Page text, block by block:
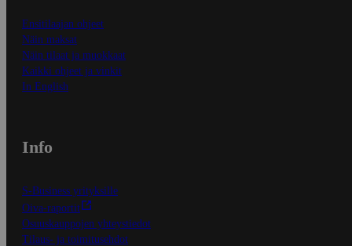
Ensitilaajan ohjeet
Näin maksat
Näin tilaat ja muokkaat
Kaikki ohjeet ja vinkit
In English
Info
S-Business yrityksille
Oiva-raportit
Osuuskauppojen yhteystiedot
Tilaus- ja toimitusehdot